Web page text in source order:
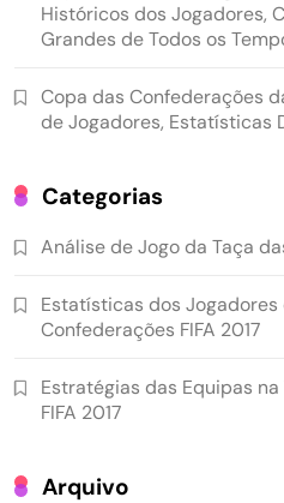
Históricos dos Jogadores,
Grandes de Todos os
Copa das Confederações
de Jogadores, Estatísticas
Categorias
Análise de Jogo da Taça
Estatísticas dos Jogadores
Confederações FIFA 2017
Estratégias das Equipas
FIFA 2017
Arquivo